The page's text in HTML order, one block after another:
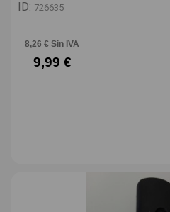
ID: 726635
8,26 € Sin IVA
9,99 €